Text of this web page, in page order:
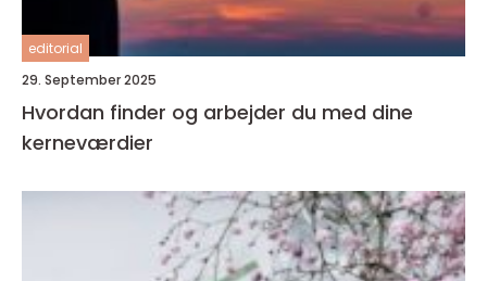
editorial
29. September 2025
Hvordan finder og arbejder du med dine
kerneværdier